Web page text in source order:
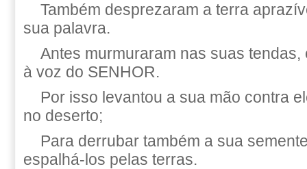
Também desprezaram a terra
sua palavra.
Antes murmuraram nas suas
à voz do SENHOR.
Por isso levantou a sua mão contra
no deserto;
Para derrubar também a sua
espalhá-los pelas terras.